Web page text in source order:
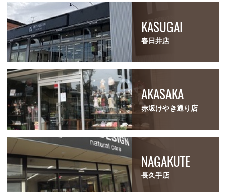
KASUGAI
春日井店
AKASAKA
赤坂けやき通り店
NAGAKUTE
長久手店